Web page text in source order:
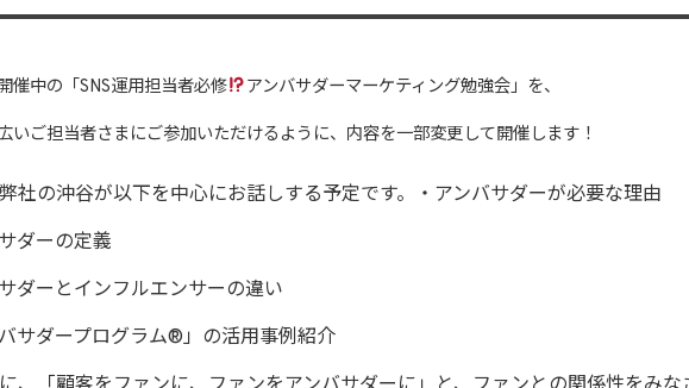
催中の「SNS運用担当者必修 アンバサダーマーケティング勉強会」を、
いご担当者さまにご参加いただけるように、内容を一部変更して開催します！
社の沖谷が以下を中心にお話しする予定です。・アンバサダーが必要な理由
ダーの定義
ダーとインフルエンサーの違い
サダープログラム®」の活用事例紹介